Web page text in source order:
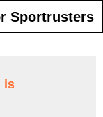
Sportrusters
is